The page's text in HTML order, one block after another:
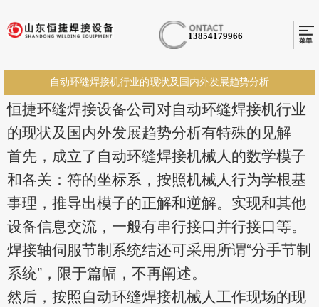
13854179966
自动环缝焊接机行业的现状及国内外发展趋势分析
恒捷环缝焊接设备公司对自动环缝焊接机行业
的现状及国内外发展趋势分析有特殊的见解
首先，成立了自动环缝焊接机械人的数学模子
和各关：符的坐标系，按照机械人行为学根基
事理，推导出模子的正解和逆解。实现和其他
设备信息交流，一般有串行接口并行接口等。
焊接轴伺服节制系统结还可采用所谓“分手节制
系统”，限于篇幅，不再阐述。
然后，按照自动环缝焊接机械人工作现场的现